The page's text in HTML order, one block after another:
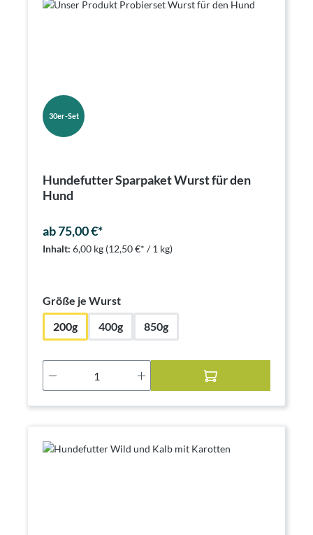
30er-Set
Hundefutter Sparpaket Wurst für den
Hund
ab 75,00 €*
Inhalt: 6,00 kg (12,50 €* / 1 kg)
Größe je Wurstauswählen
200g
400g 850g
Produkt Anzahl: Gib den gewünschten